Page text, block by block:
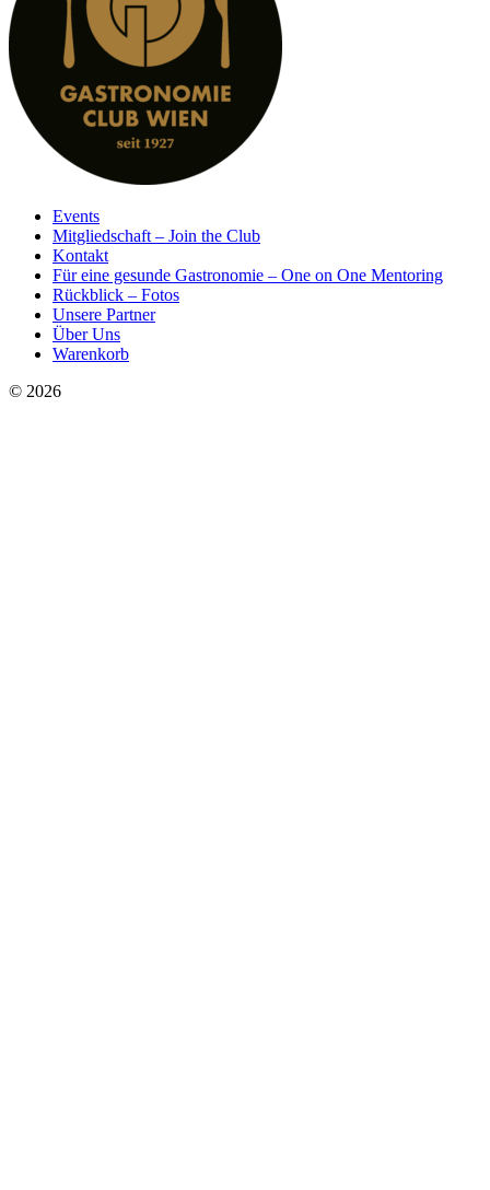
Events
Mitgliedschaft – Join the Club
Kontakt
Für eine gesunde Gastronomie – One on One Mentoring
Rückblick – Fotos
Unsere Partner
Über Uns
Warenkorb
© 2026